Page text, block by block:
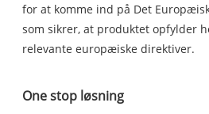
for at komme ind på Det
som sikrer, at produktet opfylder
relevante europæiske direktiver.
One stop løsning